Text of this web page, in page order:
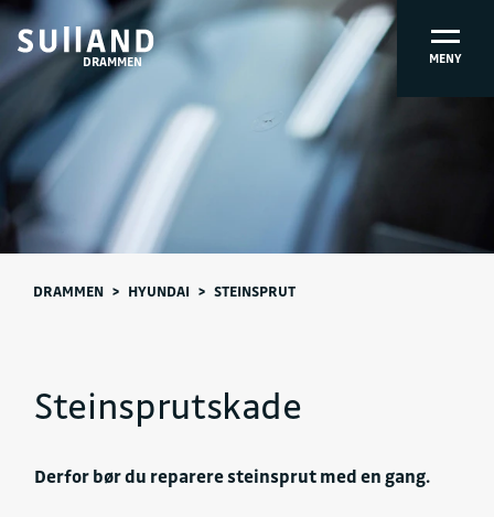
DRAMMEN MENY
DRAMMEN > HYUNDAI > STEINSPRUT
Steinsprutskade
Derfor bør du reparere steinsprut med en gang.